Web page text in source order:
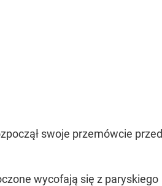
swoje przemówcie przed
wycofają się z paryskiego